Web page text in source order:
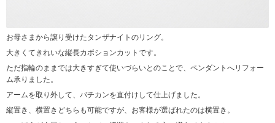
お母さまから譲り受けたタンザナイトのリング。
大きくてきれいな縦長カボションカットです。
ただ指輪のままでは大きすぎて使いづらいとのことで、ペンダントへリフォー
ム承りました。
アームを取り外して、バチカンを直付けして仕上げました。
縦置き、横置きどちらも可能ですが、お客様が選ばれたのは横置き。